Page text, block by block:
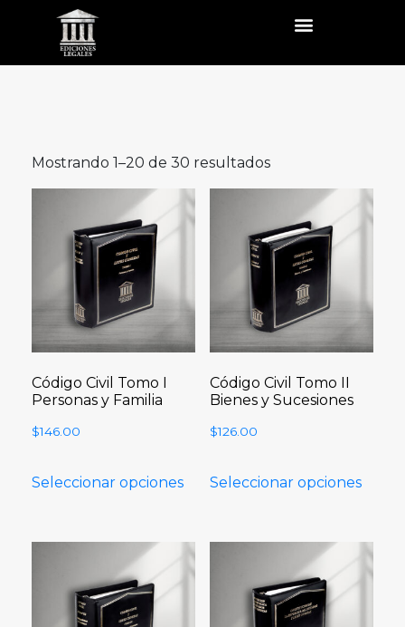
Mostrando 1–20 de 30 resultados
Código Civil Tomo I
Personas y Familia
$146.00
Seleccionar opciones
Código Civil Tomo II
Bienes y Sucesiones
$126.00
Seleccionar opciones